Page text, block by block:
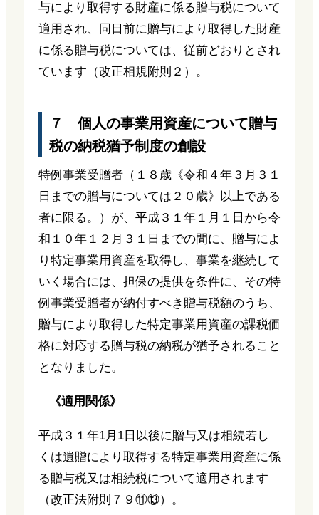
与により取得する財産に係る贈与税について
適用され、同日前に贈与により取得した財産
に係る贈与税については、従前どおりとされ
ています（改正相規附則２）。
７ 個人の事業用資産について贈与
税の納税猶予制度の創設
特例事業受贈者（１８歳《令和４年３月３１
日までの贈与については２０歳》以上である
者に限る。）が、平成３１年１月１日から令
和１０年１２月３１日までの間に、贈与によ
り特定事業用資産を取得し、事業を継続して
いく場合には、担保の提供を条件に、その特
例事業受贈者が納付すべき贈与税額のうち、
贈与により取得した特定事業用資産の課税価
格に対応する贈与税の納税が猶予されること
となりました。
《適用関係》
平成３１年1月1日以後に贈与又は相続若し
くは遺贈により取得する特定事業用資産に係
る贈与税又は相続税について適用されます
（改正法附則７９⑪⑬）。